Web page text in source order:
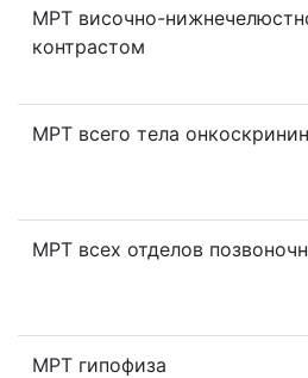
МРТ височно-
контрастом
МРТ всего тела
МРТ всех отделов
МРТ гипофиза